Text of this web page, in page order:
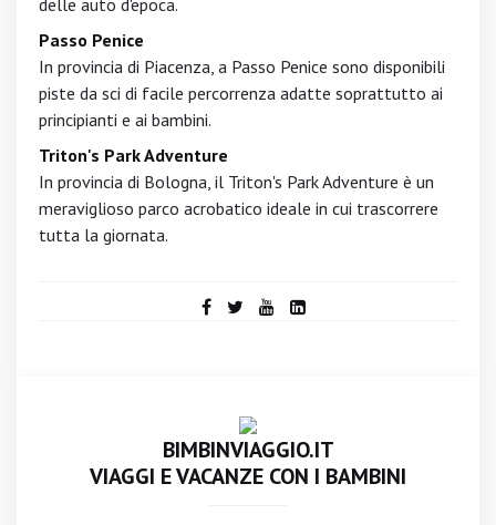
delle auto d'epoca.
Passo Penice
In provincia di Piacenza, a Passo Penice sono disponibili
piste da sci di facile percorrenza adatte soprattutto ai
principianti e ai bambini.
Triton's Park Adventure
In provincia di Bologna, il Triton's Park Adventure è un
meraviglioso parco acrobatico ideale in cui trascorrere
tutta la giornata.
BIMBINVIAGGIO.IT
VIAGGI E VACANZE CON I BAMBINI